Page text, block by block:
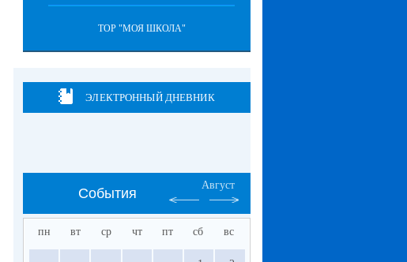
ТОР "МОЯ ШКОЛА"
ЭЛЕКТРОННЫЙ ДНЕВНИК
События
Август
пн вт ср чт пт сб вс